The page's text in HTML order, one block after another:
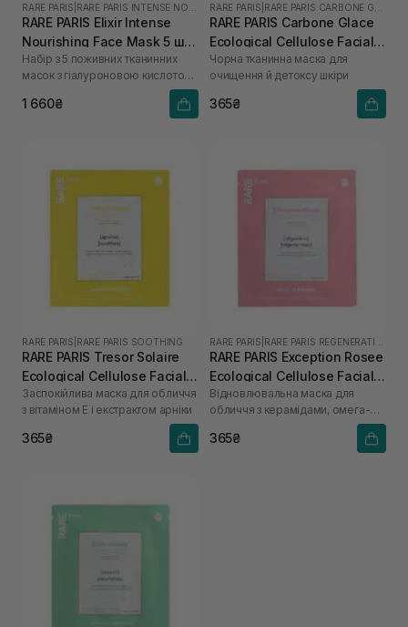
RARE PARIS
RARE PARIS Elixir Intense
Nourishing Face Mask 5 шт
*23 мл
Набір з 5 поживних тканинних
масок з гіалуроновою кислотою
1 660₴
RARE PARIS
RARE PARIS Carbone Glace
Ecological Cellulose Facial
Mask 1 шт* 23 мл
Чорна тканинна маска для
очищення й детоксу шкіри
365₴
RARE PARIS RARE PARIS SOOTHING
RARE PARIS Tresor Solaire
Ecological Cellulose Facial
Mask 1 шт* 23 мл
Заспокійлива маска для обличчя
з вітаміном Е і екстрактом арніки
365₴
RARE PARIS
RARE PARIS Exception Rosee
Ecological Cellulose Facial
Mask 1 шт* 23 мл
Відновлювальна маска для
обличчя з керамідами, омега-3 і
365₴